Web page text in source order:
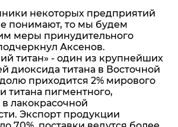
некоторых предприятий
понимают, то мы будем
меры принудительного
Аксенов.
титан» - один из крупнейших
диоксида титана в Восточной
приходится 2% мирового
титана пигментного,
лакокрасочной
Экспорт продукции